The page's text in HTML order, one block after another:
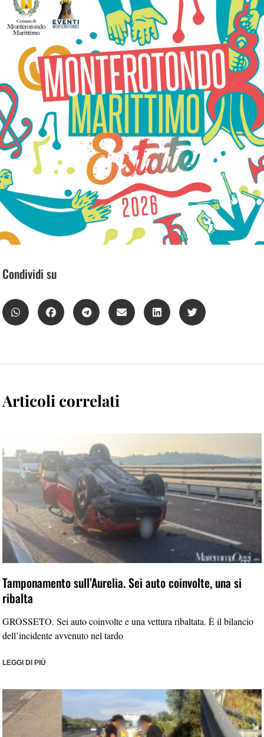
Condividi su
Articoli correlati
Tamponamento sull’Aurelia. Sei auto coinvolte, una si
ribalta
GROSSETO. Sei auto coinvolte e una vettura ribaltata. È il bilancio
dell’incidente avvenuto nel tardo
LEGGI DI PIÙ